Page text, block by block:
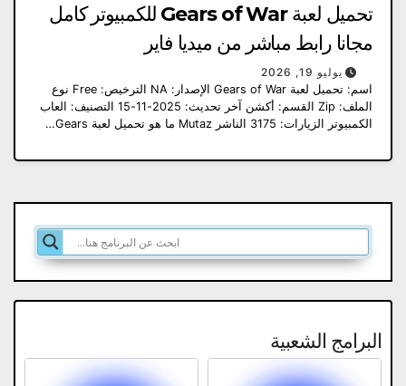
تحميل لعبة Gears of War للكمبيوتر كامل
مجانا رابط مباشر من ميديا ​​فاير
يوليو 19, 2026
اسم: تحميل لعبة Gears of War الإصدار: NA الترخيص: Free نوع
الملف: Zip القسم: أكشن آخر تحديث: 2025-11-15 التصنيف: العاب
الكمبيوتر الزيارات: 3175 الناشر Mutaz ما هو تحميل لعبة Gears…
البرامج الشعبية